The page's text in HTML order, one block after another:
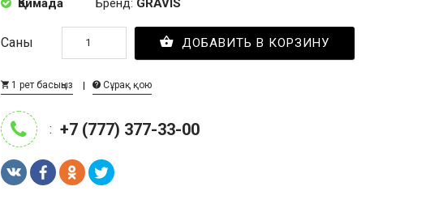
Қоймада Бренд: GRAVIS
Саны ДОБАВИТЬ В КОРЗИНУ
1 рет басыңыз Сұрақ қою
: +7 (777) 377-33-00